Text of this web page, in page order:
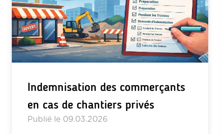
Indemnisation des commerçants
en cas de chantiers privés
Publié le 09.03.2026